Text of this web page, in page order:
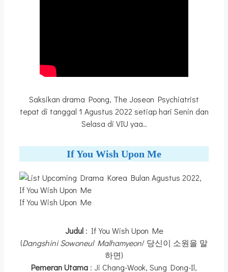
Saksikan drama Poong, The Joseon Psychiatrist
tepat di tanggal 1 Agustus 2022 setiap hari Senin dan
Selasa di VIU yaa..
If You Wish Upon Me
If You Wish Upon Me
Judul: If You Wish Upon Me
(Dangshini Sowoneul Malhamyeon/ 당신이 소원을 말
하면)
Pemeran Utama : Ji Chang-Wook, Sung Dong-Il,